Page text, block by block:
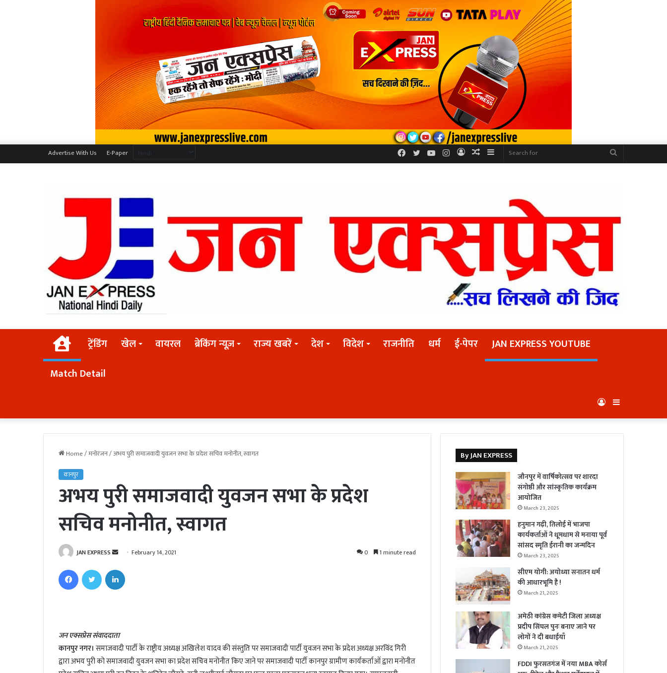
Advertise With Us E-Paper Sidebar
Random
Log
Instagram
YouTube
Twitter
Facebook
Homeट्रेंडिंग खेल वायरल ब्रेकिंग न्यूज़ राज्य खबरें देश विदेश राजनीति धर्म ई-पेपर
JAN EXPRESS YOUTUBE
Match Detail
Log
In
Home/मनोरंजन/अभय पुरी समाजवादी युवजन सभा के प्रदेश सचिव मनोनीत, स्वागत
कानपुर
अभय पुरी समाजवादी युवजन सभा के प्रदेश
सचिव मनोनीत, स्वागत
JAN EXPRESS
d
m
a
i
February 14, 2021 0 1 minute read
जन एक्सप्रेस संवाददाता
कानपुर नगर। समाजवादी पार्टी के राष्ट्रीय अध्यक्ष अखिलेश यादव की संस्तुति पर समाजवादी पार्टी युवजन सभा के प्रदेश अध्यक्ष अरविंद गिरी
द्वारा अभय पुरी को समाजवादी युवजन सभा का प्रदेश सचिव मनोनीत किए जाने पर समाजवादी पार्टी कानपुर ग्रामीण कार्यकर्ताओं द्वारा मनोनीत
By JAN EXPRESS
जौनपुर में वार्षिकोत्सव पर शारदा
संगोष्ठी और सांस्कृतिक कार्यक्रम
आयोजित
March 23, 2025
हनुमान गढ़ी, तिलोई में भाजपा
कार्यकर्ताओं ने धूमधाम से मनाया पूर्व
सांसद स्मृति ईरानी का जन्मदिन
March 23, 2025
सीएम योगी: अयोध्या सनातन धर्म
की आधारभूमि है !
March 21, 2025
अमेठी कांग्रेस कमेटी जिला अध्यक्ष
प्रदीप सिंघल पुनः बनाए जाने पर
लोगों ने दी बधाईयाँ
March 21, 2025
FDDI फुरसतगंज में नया MBA कोर्स